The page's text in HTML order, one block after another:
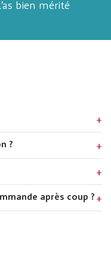
bien mérité
?
après coup ?